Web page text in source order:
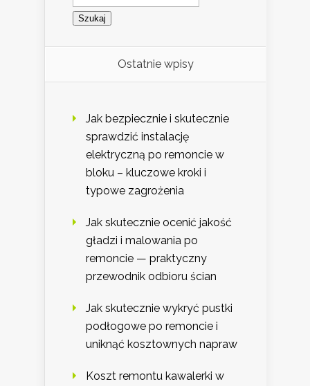
Ostatnie wpisy
Jak bezpiecznie i skutecznie
sprawdzić instalację
elektryczną po remoncie w
bloku – kluczowe kroki i
typowe zagrożenia
Jak skutecznie ocenić jakość
gładzi i malowania po
remoncie — praktyczny
przewodnik odbioru ścian
Jak skutecznie wykryć pustki
podłogowe po remoncie i
uniknąć kosztownych napraw
Koszt remontu kawalerki w